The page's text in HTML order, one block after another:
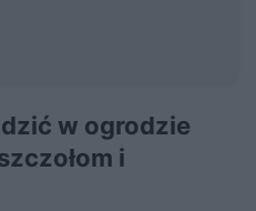
w ogrodzie
i